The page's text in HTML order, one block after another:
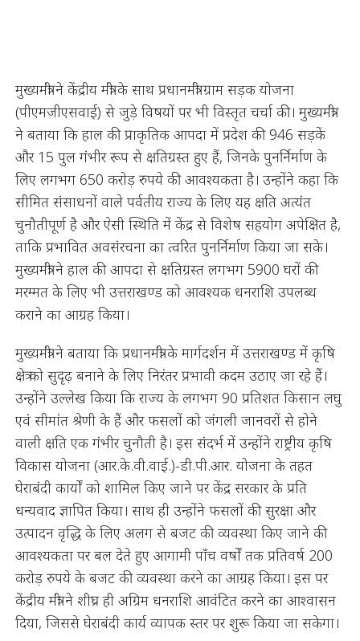
मुख्यमंत्री ने केंद्रीय मंत्री के साथ प्रधानमंत्री ग्राम सड़क योजना
(पीएमजीएसवाई) से जुड़े विषयों पर भी विस्तृत चर्चा की। मुख्यमंत्री
ने बताया कि हाल की प्राकृतिक आपदा में प्रदेश की 946 सड़कें
और 15 पुल गंभीर रूप से क्षतिग्रस्त हुए हैं, जिनके पुनर्निर्माण के
लिए लगभग 650 करोड़ रुपये की आवश्यकता है। उन्होंने कहा कि
सीमित संसाधनों वाले पर्वतीय राज्य के लिए यह क्षति अत्यंत
चुनौतीपूर्ण है और ऐसी स्थिति में केंद्र से विशेष सहयोग अपेक्षित है,
ताकि प्रभावित अवसंरचना का त्वरित पुनर्निर्माण किया जा सके।
मुख्यमंत्री ने हाल की आपदा से क्षतिग्रस्त लगभग 5900 घरों की
मरम्मत के लिए भी उत्तराखण्ड को आवश्यक धनराशि उपलब्ध
कराने का आग्रह किया।
मुख्यमंत्री ने बताया कि प्रधानमंत्री के मार्गदर्शन में उत्तराखण्ड में कृषि
क्षेत्र को सुदृढ़ बनाने के लिए निरंतर प्रभावी कदम उठाए जा रहे हैं।
उन्होंने उल्लेख किया कि राज्य के लगभग 90 प्रतिशत किसान लघु
एवं सीमांत श्रेणी के हैं और फसलों को जंगली जानवरों से होने
वाली क्षति एक गंभीर चुनौती है। इस संदर्भ में उन्होंने राष्ट्रीय कृषि
विकास योजना (आर.के.वी.वाई.)-डी.पी.आर. योजना के तहत
घेराबंदी कार्यों को शामिल किए जाने पर केंद्र सरकार के प्रति
धन्यवाद ज्ञापित किया। साथ ही उन्होंने फसलों की सुरक्षा और
उत्पादन वृद्धि के लिए अलग से बजट की व्यवस्था किए जाने की
आवश्यकता पर बल देते हुए आगामी पाँच वर्षों तक प्रतिवर्ष 200
करोड़ रुपये के बजट की व्यवस्था करने का आग्रह किया। इस पर
केंद्रीय मंत्री ने शीघ्र ही अग्रिम धनराशि आवंटित करने का आश्वासन
दिया, जिससे घेराबंदी कार्य व्यापक स्तर पर शुरू किया जा सकेगा।